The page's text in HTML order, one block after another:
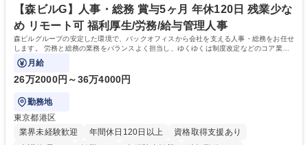
休日125日
【森ビルG】人事・総務 賞与5ヶ月 年休120日 残業少な
め リモート可 福利厚生/労務/給与管理人事
森ビルグループの安定した環境で、バックオフィスから会社を支える人事・総務をお任せ
します。 労務と総務の業務をバランスよく担当し、ゆくゆくは制度改定などのコア業務
にも挑戦できる、やりがいある環境です。
月給
26万2000円～36万4000円
勤務地
東京都港区
業界未経験歓迎
年間休日120日以上
資格取得支援あり